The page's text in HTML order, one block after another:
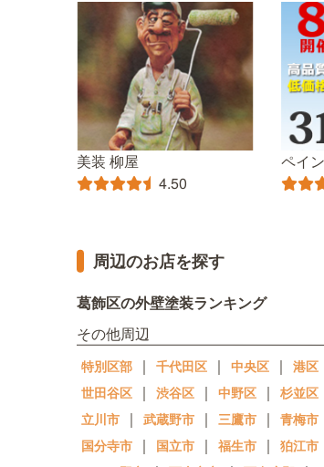
美装 柳屋
4.50
ペイ
周辺のお店を探す
葛飾区の外壁塗装ランキング
その他周辺
特別区部 ｜ 千代田区 ｜ 中央区 ｜ 港区
世田谷区 ｜ 渋谷区 ｜ 中野区 ｜ 杉並区
立川市 ｜ 武蔵野市 ｜ 三鷹市 ｜ 青梅市
国分寺市 ｜ 国立市 ｜ 福生市 ｜ 狛江市